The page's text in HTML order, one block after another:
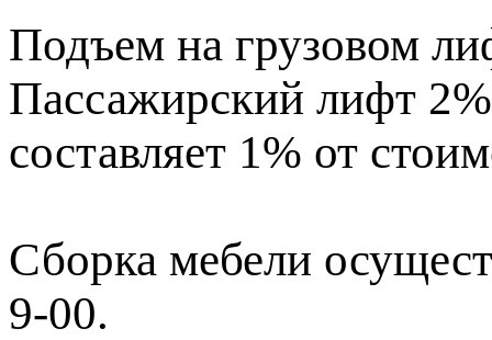
Подъем на грузовом
Пассажирский лифт
составляет 1% от
Сборка мебели
9-00.